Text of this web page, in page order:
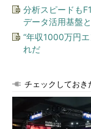
分析スピードも
データ活用基盤
“年収1000万円
れだ
チェックしておき